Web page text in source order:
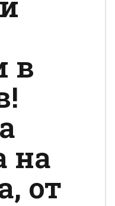
в
на
от